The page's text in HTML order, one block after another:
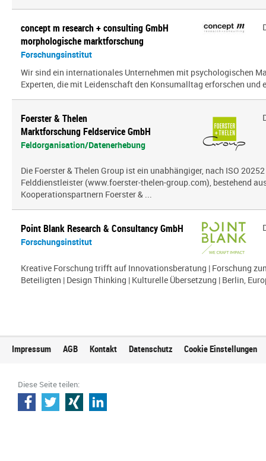
concept m research + consulting GmbH
morphologische marktforschung
Forschungsinstitut
Wir sind ein inter­na­tio­nales Unternehmen mit psy­cho­lo­gi­schen
Experten, die mit Leidenschaft den Konsumalltag erfor­schen und
Foerster & Thelen
Marktforschung Feldservice GmbH
Feldorganisation/Datenerhebung
Die Foerster & Thelen Group ist ein unabhängiger, nach ISO
Felddienstleister (www.foerster-thelen-group.com), bestehend
Kooperationspartnern Foerster & ...
Point Blank Research & Consultancy GmbH
Forschungsinstitut
Kreative Forschung trifft auf Innovationsberatung | Forschung
Beteiligten | Design Thinking | Kulturelle Übersetzung | Berlin,
Impressum AGB Kontakt Datenschutz Cookie Einstellungen
Diese Seite teilen: